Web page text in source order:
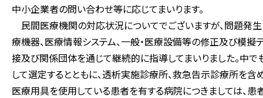
中小企業者の問い合わせ等に応じてまいります。
民間医療機関の対応状況についてでございますが、問題発
療機器、医療情報システム、一般・医療設備等の修正及び模
接及び関係団体を通じて継続的に指導してまいりました。中
して選定するとともに、透析実施診療所、救急告示診療所を
医療用具を使用している患者を有する病院につきましては、